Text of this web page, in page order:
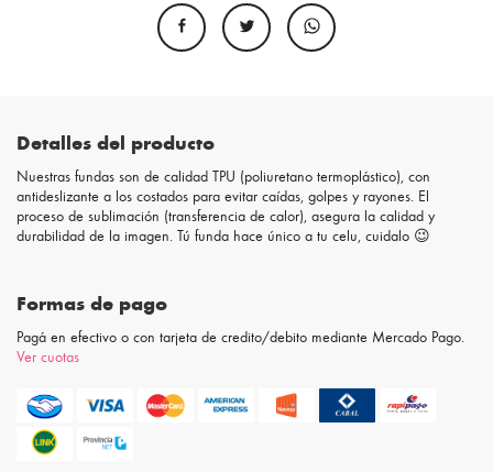
Detalles del producto
Nuestras fundas son de calidad TPU (poliuretano termoplástico), con
antideslizante a los costados para evitar caídas, golpes y rayones. El
proceso de sublimación (transferencia de calor), asegura la calidad y
durabilidad de la imagen. Tú funda hace único a tu celu, cuidalo 😉
Formas de pago
Pagá en efectivo o con tarjeta de credito/debito mediante Mercado Pago.
Ver cuotas